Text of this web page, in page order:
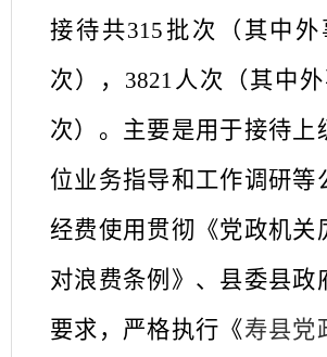
接待共315批次（其中
次）， 3821人次（其中
次）。主要是用于接待上
位业务指导和工作调研等
经费使用贯彻《党政机关
对浪费条例》、 县委县政
要求， 严格执行《寿县党